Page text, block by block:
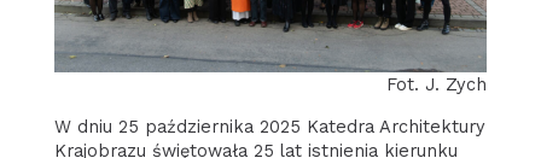
Fot. J. Zych
W dniu 25 października 2025 Katedra Architektury
Krajobrazu świętowała 25 lat istnienia kierunku